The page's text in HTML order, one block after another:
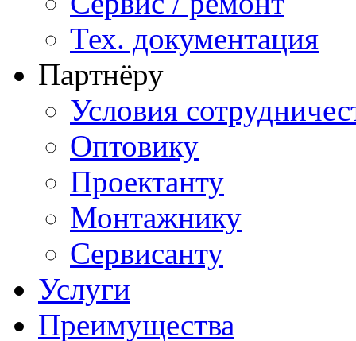
Тех. документация
Партнёру
Условия
Оптовику
Проектанту
Монтажнику
Сервисанту
Услуги
Преимущества